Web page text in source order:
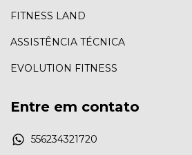
FITNESS LAND
ASSISTÊNCIA TÉCNICA
EVOLUTION FITNESS
Entre em contato
556234321720